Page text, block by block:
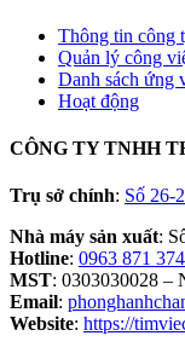
Thông tin công
Quản lý công
Danh sách ứng
Hoạt động
CÔNG TY TNHH
Trụ sở chính: Số 26-
Nhà máy sản xuất:
Hotline: 0963 871 374
MST: 0303030028 –
Email:
Website: https://